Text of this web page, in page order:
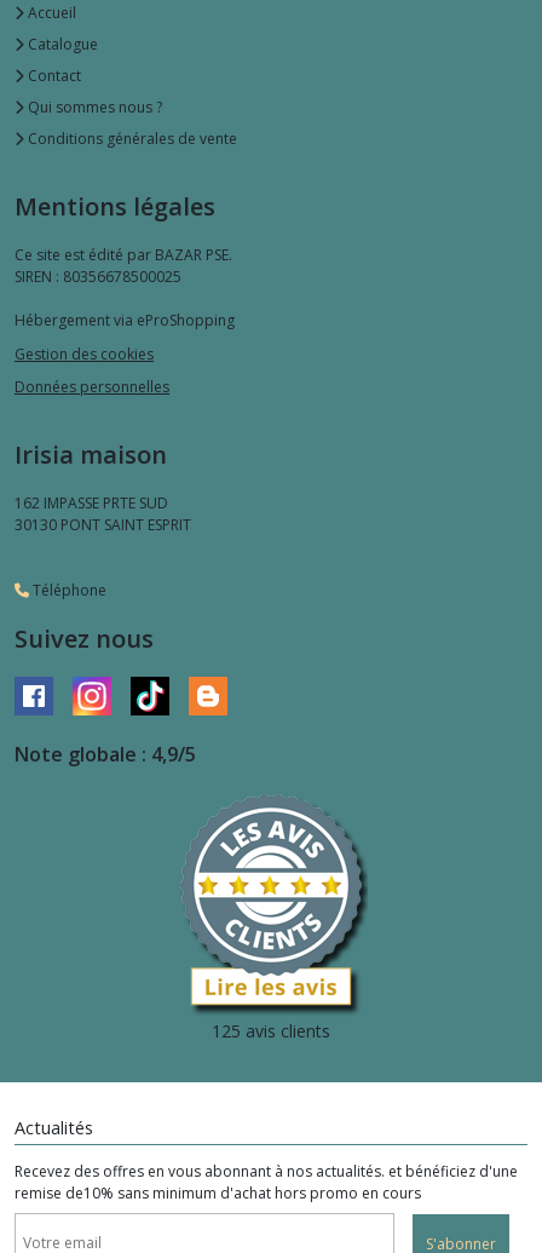
Accueil
Catalogue
Contact
Qui sommes nous ?
Conditions générales de vente
Mentions légales
Ce site est édité par BAZAR PSE.
SIREN : 80356678500025
Hébergement via eProShopping
Gestion des cookies
Données personnelles
Irisia maison
162 IMPASSE PRTE SUD
30130 PONT SAINT ESPRIT
Téléphone
Suivez nous
Note globale : 4,9/5
125 avis clients
Actualités
Recevez des offres en vous abonnant à nos actualités. et bénéficiez d'une
remise de10% sans minimum d'achat hors promo en cours
S'abonner